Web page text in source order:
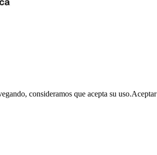
consideramos que acepta su uso.Aceptar